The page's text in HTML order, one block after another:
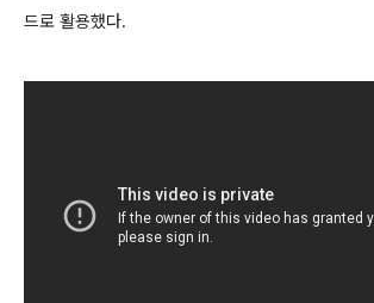
드로 활용했다.